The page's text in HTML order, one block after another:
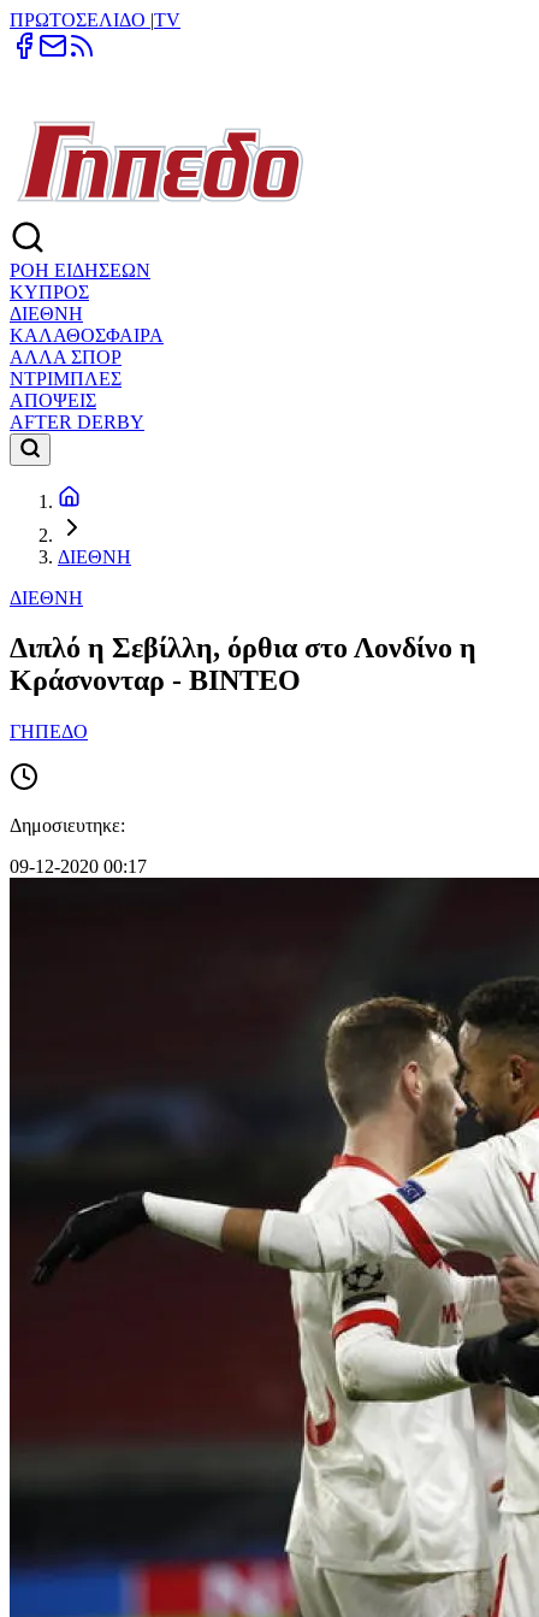
ΠΡΩΤΟΣΕΛΙΔΟ |TV
ΡΟΗ ΕΙΔΗΣΕΩΝ
ΚΥΠΡΟΣ
ΔΙΕΘΝΗ
ΚΑΛΑΘΟΣΦΑΙΡΑ
ΑΛΛΑ ΣΠΟΡ
ΝΤΡΙΜΠΛΕΣ
ΑΠΟΨΕΙΣ
AFTER DERBY
ΔΙΕΘΝΗ
ΔΙΕΘΝΗ
Διπλό η Σεβίλλη, όρθια στο Λονδίνο η
Κράσνονταρ - ΒΙΝΤΕΟ
ΓΗΠΕΔΟ
Δημοσιευτηκε:
09-12-2020 00:17